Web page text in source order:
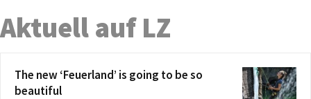
Aktuell auf LZ
The new ‘Feuerland’ is going to be so
beautiful